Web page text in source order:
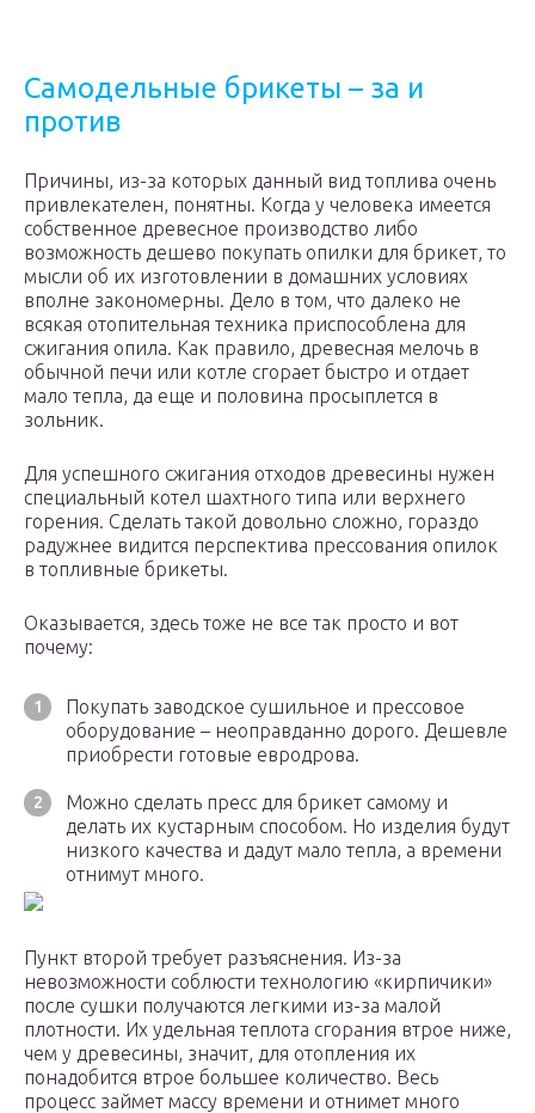
Самодельные брикеты – за и
против
Причины, из-за которых данный вид топлива очень
привлекателен, понятны. Когда у человека имеется
собственное древесное производство либо
возможность дешево покупать опилки для брикет, то
мысли об их изготовлении в домашних условиях
вполне закономерны. Дело в том, что далеко не
всякая отопительная техника приспособлена для
сжигания опила. Как правило, древесная мелочь в
обычной печи или котле сгорает быстро и отдает
мало тепла, да еще и половина просыплется в
зольник.
Для успешного сжигания отходов древесины нужен
специальный котел шахтного типа или верхнего
горения. Сделать такой довольно сложно, гораздо
радужнее видится перспектива прессования опилок
в топливные брикеты.
Оказывается, здесь тоже не все так просто и вот
почему:
Покупать заводское сушильное и прессовое
оборудование – неоправданно дорого. Дешевле
приобрести готовые евродрова.
Можно сделать пресс для брикет самому и
делать их кустарным способом. Но изделия будут
низкого качества и дадут мало тепла, а времени
отнимут много.
Пункт второй требует разъяснения. Из-за
невозможности соблюсти технологию «кирпичики»
после сушки получаются легкими из-за малой
плотности. Их удельная теплота сгорания втрое ниже,
чем у древесины, значит, для отопления их
понадобится втрое большее количество. Весь
процесс займет массу времени и отнимет много